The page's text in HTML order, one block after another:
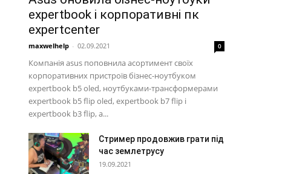
expertbook і корпоративні пк
expertcenter
maxwelhelp - 02.09.2021 0
Компанія asus поповнила асортимент своїх
корпоративних пристроїв бізнес-ноутбуком
expertbook b5 oled, ноутбуками-трансформерами
expertbook b5 flip oled, expertbook b7 flip і
expertbook b3 flip, а...
Стример продовжив грати під
час землетрусу
19.09.2021